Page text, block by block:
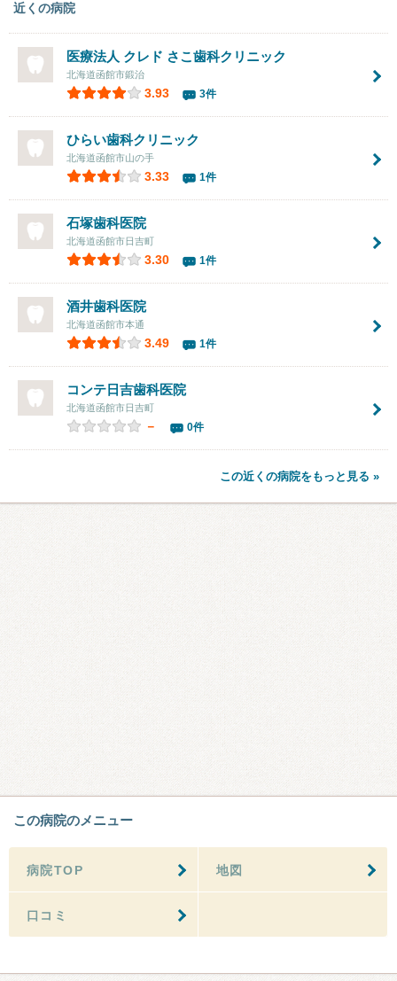
近くの病院
医療法人 クレド さこ歯科クリニック
北海道函館市鍛治
3.93 3件
ひらい歯科クリニック
北海道函館市山の手
3.33 1件
石塚歯科医院
北海道函館市日吉町
3.30 1件
酒井歯科医院
北海道函館市本通
3.49 1件
コンテ日吉歯科医院
北海道函館市日吉町
－ 0件
この近くの病院をもっと見る »
この病院のメニュー
病院TOP 地図
口コミ